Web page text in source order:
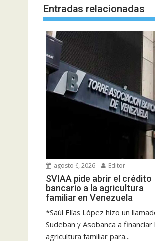
Entradas relacionadas
agosto 6, 2026 Editor
SVIAA pide abrir el crédito
bancario a la agricultura
familiar en Venezuela
*Saúl Elías López hizo un
Sudeban y Asobanca a financiar
agricultura familiar para...